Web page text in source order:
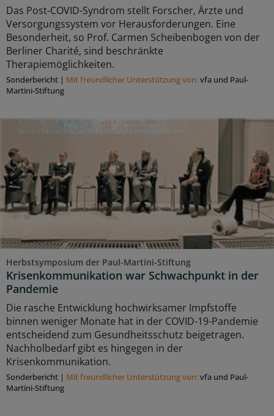
Das Post-COVID-Syndrom stellt Forscher, Ärzte und
Versorgungssystem vor Herausforderungen. Eine
Besonderheit, so Prof. Carmen Scheibenbogen von der
Berliner Charité, sind beschränkte
Therapiemöglichkeiten.
Sonderbericht | Mit freundlicher Unterstützung von:vfa und Paul-
Martini-Stiftung
Herbstsymposium der Paul-Martini-Stiftung
Krisenkommunikation war Schwachpunkt in der
Pandemie
Die rasche Entwicklung hochwirksamer Impfstoffe
binnen weniger Monate hat in der COVID-19-Pandemie
entscheidend zum Gesundheitsschutz beigetragen.
Nachholbedarf gibt es hingegen in der
Krisenkommunikation.
Sonderbericht | Mit freundlicher Unterstützung von:vfa und Paul-
Martini-Stiftung